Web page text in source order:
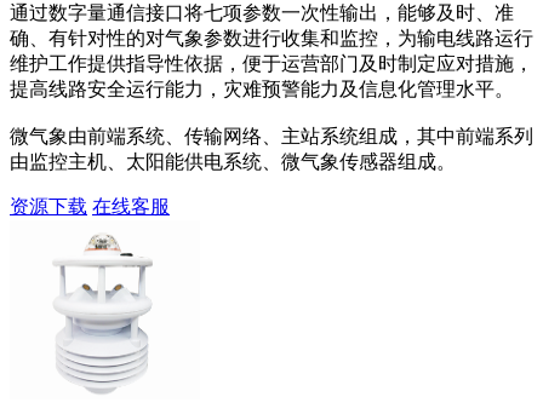
通过数字量通信接口将七项参数一次性输出，能够及时、准
确、有针对性的对气象参数进行收集和监控，为输电线路运行
维护工作提供指导性依据，便于运营部门及时制定应对措施，
提高线路安全运行能力，灾难预警能力及信息化管理水平。
微气象由前端系统、传输网络、主站系统组成，其中前端系列
由监控主机、太阳能供电系统、微气象传感器组成。
资源下载 在线客服